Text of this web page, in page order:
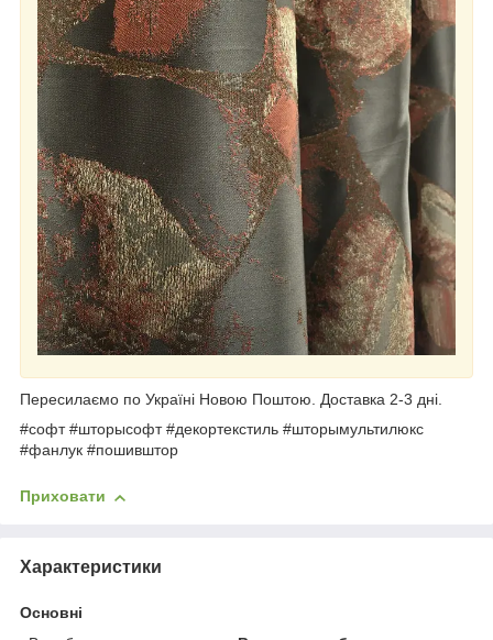
Пересилаємо по Україні Новою Поштою. Доставка 2-3 дні.
#софт #шторысофт #декортекстиль #шторымультилюкс
#фанлук #пошивштор
Приховати
Характеристики
Основні